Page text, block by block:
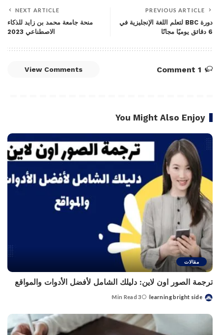
PREVIOUS ARTICLE
دورة BBC لتعلم اللغة الإنجليزية في
6 دقائق يوميًا مجانًا
NEXT ARTICLE
منحة جامعة محمد بن زايد للذكاء
الاصطناعي 2023
1 Comment
View Comments
You Might Also Enjoy
مقالات
ترجمة الصور اون لاين: دليلك الشامل لأفضل الأدوات والمواقع
Posted
learning bright side
3 Min Read